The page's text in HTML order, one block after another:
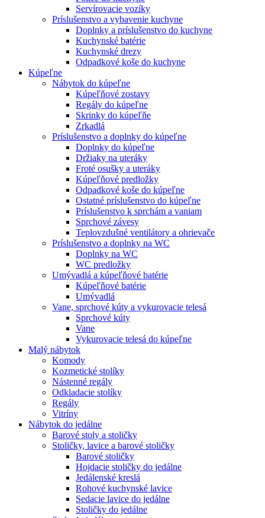
Servírovacie vozíky
Príslušenstvo a vybavenie kuchyne
Doplnky a príslušenstvo do kuchyne
Kuchynské batérie
Kuchynské drezy
Odpadkové koše do kuchyne
Kúpeľne
Nábytok do kúpeľne
Kúpeľňové zostavy
Regály do kúpeľne
Skrinky do kúpeľňe
Zrkadlá
Príslušenstvo a doplnky do kúpeľne
Doplnky do kúpeľne
Držiaky na uteráky
Froté osušky a uteráky
Kúpeľňové predložky
Odpadkové koše do kúpeľne
Ostatné príslušenstvo do kúpeľne
Príslušenstvo k sprchám a vaniam
Sprchové závesy
Teplovzdušné ventilátory a ohrievače
Príslušenstvo a doplnky na WC
Doplnky na WC
WC predložky
Umývadlá a kúpeľňové batérie
Kúpeľňové batérie
Umývadlá
Vane, sprchové kúty a vykurovacie telesá
Sprchové kúty
Vane
Vykurovacie telesá do kúpeľne
Malý nábytok
Komody
Kozmetické stolíky
Nástenné regály
Odkladacie stolíky
Regály
Vitríny
Nábytok do jedálne
Barové stoly a stoličky
Stoličky, lavice a barové stoličky
Barové stoličky
Hojdacie stoličky do jedálne
Jedálenské kreslá
Rohové kuchynské lavice
Sedacie lavice do jedálne
Stoličky do jedálne